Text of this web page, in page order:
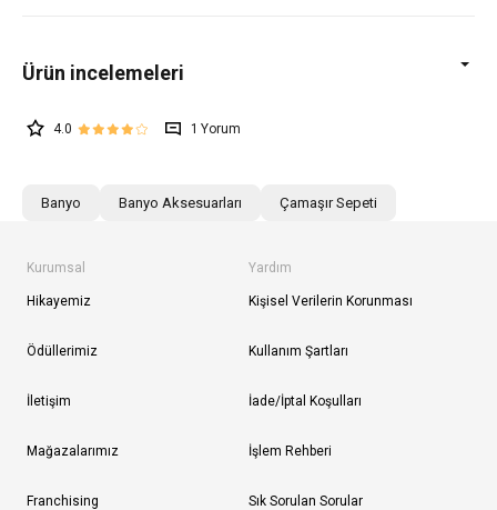
4.0 1
Banyo Banyo Aksesuarları Çamaşır Sepeti
Kurumsal
Hikayemiz
Ödüllerimiz
İletişim
Mağazalarımız
Franchising
Yardım
Kişisel Verilerin Korunması
Kullanım Şartları
İade/İptal Koşulları
İşlem Rehberi
Sık Sorulan Sorular